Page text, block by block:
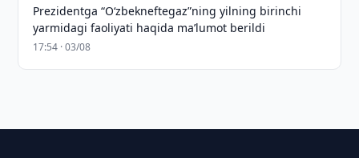
Prezidentga “Oʻzbekneftegaz”ning yilning birinchi
yarmidagi faoliyati haqida maʼlumot berildi
17:54 · 03/08